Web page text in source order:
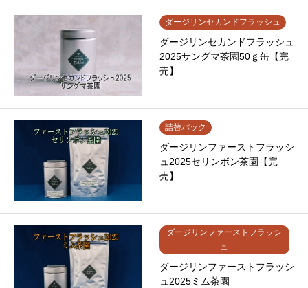
ダージリンセカンドフラッシュ
ダージリンセカンドフラッシュ
2025サングマ茶園50ｇ缶【完
売】
詰替パック
ダージリンファーストフラッシ
ュ2025セリンボン茶園【完
売】
ダージリンファーストフラッシ
ュ
ダージリンファーストフラッシ
ュ2025ミム茶園